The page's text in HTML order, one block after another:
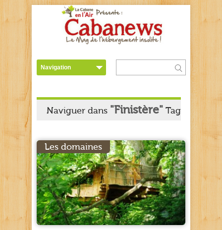
Naviguer dans "Finistère" Tag
Les domaines